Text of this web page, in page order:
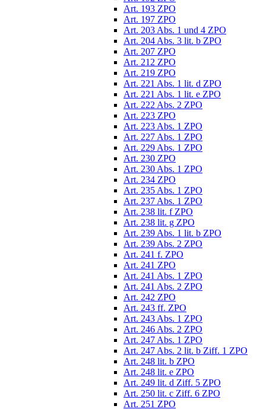
Art. 193 ZPO
Art. 197 ZPO
Art. 203 Abs. 1 und 4 ZPO
Art. 204 Abs. 3 lit. b ZPO
Art. 207 ZPO
Art. 212 ZPO
Art. 219 ZPO
Art. 221 Abs. 1 lit. d ZPO
Art. 221 Abs. 1 lit. e ZPO
Art. 222 Abs. 2 ZPO
Art. 223 ZPO
Art. 223 Abs. 1 ZPO
Art. 227 Abs. 1 ZPO
Art. 229 Abs. 1 ZPO
Art. 230 ZPO
Art. 230 Abs. 1 ZPO
Art. 234 ZPO
Art. 235 Abs. 1 ZPO
Art. 237 Abs. 1 ZPO
Art. 238 lit. f ZPO
Art. 238 lit. g ZPO
Art. 239 Abs. 1 lit. b ZPO
Art. 239 Abs. 2 ZPO
Art. 241 f. ZPO
Art. 241 ZPO
Art. 241 Abs. 1 ZPO
Art. 241 Abs. 2 ZPO
Art. 242 ZPO
Art. 243 ff. ZPO
Art. 243 Abs. 1 ZPO
Art. 246 Abs. 2 ZPO
Art. 247 Abs. 1 ZPO
Art. 247 Abs. 2 lit. b Ziff. 1 ZPO
Art. 248 lit. b ZPO
Art. 248 lit. e ZPO
Art. 249 lit. d Ziff. 5 ZPO
Art. 250 lit. c Ziff. 6 ZPO
Art. 251 ZPO